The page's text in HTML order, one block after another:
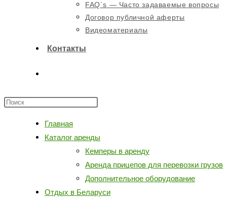
FAQ`s — Часто задаваемые вопросы
Договор публичной аферты
Видеоматериалы
Контакты
поиск
по
Главная
Каталог аренды
Кемперы в аренду
Аренда прицепов для перевозки грузов
Дополнительное оборудование
Отдых в Беларуси